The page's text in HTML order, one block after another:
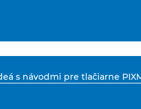
s návodmi pre tlačiarne